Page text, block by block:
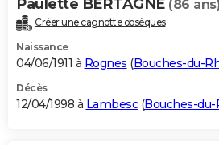
Paulette BERTAGNE (86
Créer une cagnotte obsèques
Naissance
04/06/1911 à Rognes (Bouches-du-
Décès
12/04/1998 à Lambesc(Bouches-du-